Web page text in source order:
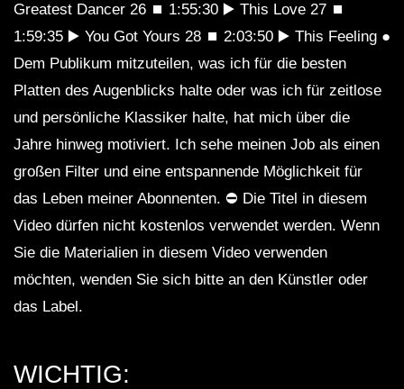
Greatest Dancer 26 ⏹ 1:55:30 ▶ This Love 27 ⏹
1:59:35 ▶ You Got Yours 28 ⏹ 2:03:50 ▶ This Feeling ●
Dem Publikum mitzuteilen, was ich für die besten
Platten des Augenblicks halte oder was ich für zeitlose
und persönliche Klassiker halte, hat mich über die
Jahre hinweg motiviert. Ich sehe meinen Job als einen
großen Filter und eine entspannende Möglichkeit für
das Leben meiner Abonnenten. ⛔ Die Titel in diesem
Video dürfen nicht kostenlos verwendet werden. Wenn
Sie die Materialien in diesem Video verwenden
möchten, wenden Sie sich bitte an den Künstler oder
das Label.
WICHTIG: